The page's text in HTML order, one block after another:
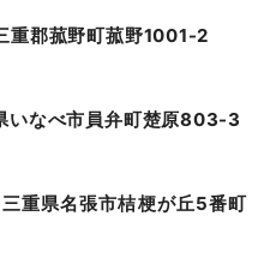
重郡菰野町菰野1001-2
いなべ市員弁町楚原803-3
重県名張市桔梗が丘5番町